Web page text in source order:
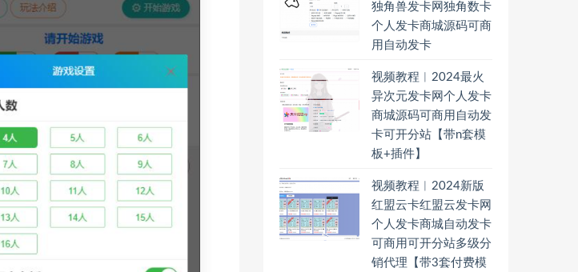
独角兽发卡网独角数卡
个人发卡商城源码可商
用自动发卡
视频教程︱2024最火
异次元发卡网个人发卡
商城源码可商用自动发
卡可开分站【带n套模
板+插件】
视频教程︱2024新版
红盟云卡红盟云发卡网
个人发卡商城自动发卡
可商用可开分站多级分
销代理【带3套付费模